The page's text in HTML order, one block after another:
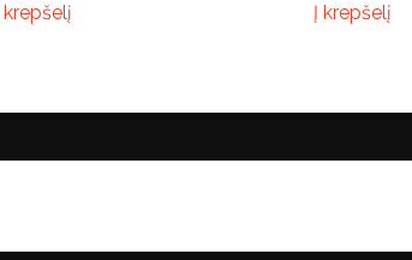
krepšelį Į krepšelį